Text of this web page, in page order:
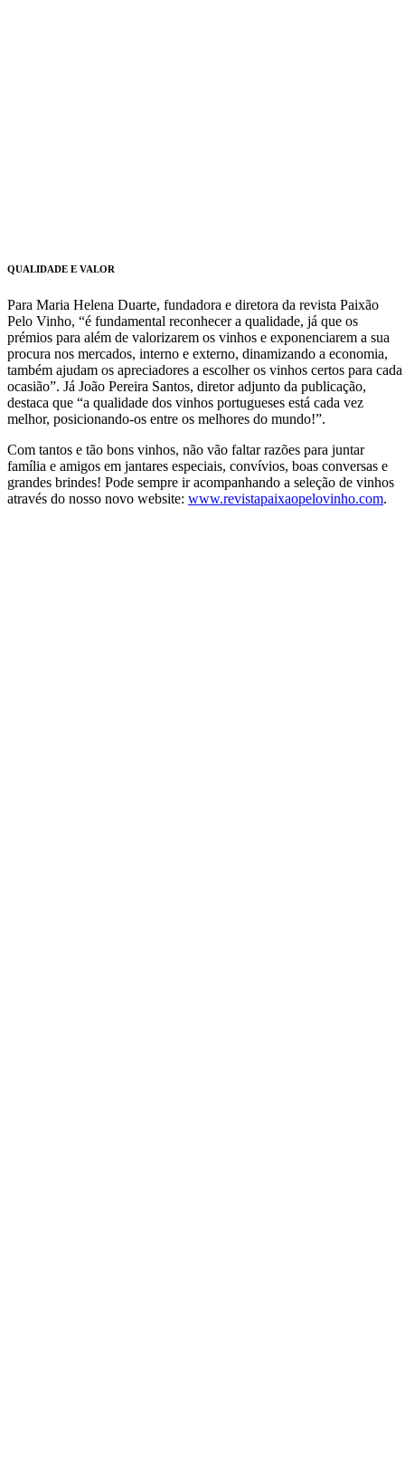
QUALIDADE E VALOR
Para Maria Helena Duarte, fundadora e diretora da revista Paixão
Pelo Vinho, “é fundamental reconhecer a qualidade, já que os
prémios para além de valorizarem os vinhos e exponenciarem a sua
procura nos mercados, interno e externo, dinamizando a economia,
também ajudam os apreciadores a escolher os vinhos certos para cada
ocasião”. Já João Pereira Santos, diretor adjunto da publicação,
destaca que “a qualidade dos vinhos portugueses está cada vez
melhor, posicionando-os entre os melhores do mundo!”.
Com tantos e tão bons vinhos, não vão faltar razões para juntar
família e amigos em jantares especiais, convívios, boas conversas e
grandes brindes! Pode sempre ir acompanhando a seleção de vinhos
através do nosso novo website: www.revistapaixaopelovinho.com.